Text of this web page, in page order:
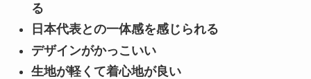
る
日本代表との一体感を感じられる
デザインがかっこいい
生地が軽くて着心地が良い